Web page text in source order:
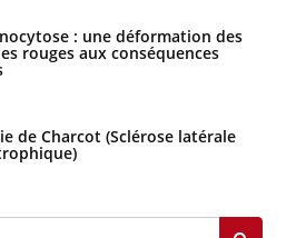
: une déformation des
rouges aux conséquences
de Charcot (Sclérose latérale